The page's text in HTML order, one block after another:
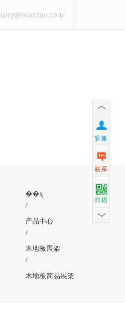
��ҳ
/
产品中心
/
木地板展架
/
木地板简易展架
客服
联系
扫描